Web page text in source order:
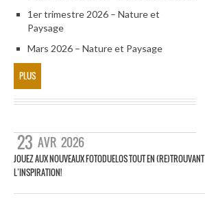
1er trimestre 2026 – Nature et
Paysage
Mars 2026 – Nature et Paysage
PLUS
23 AVR 2026
JOUEZ AUX NOUVEAUX FOTODUELOS TOUT EN (RE)TROUVANT
L’INSPIRATION!